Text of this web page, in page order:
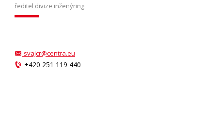
ředitel divize inženýring
svajcr@centra.eu
+420 251 119 440